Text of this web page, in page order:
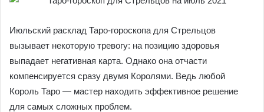
Июльский расклад Таро-гороскопа для Стрельцов
вызывает некоторую тревогу: на позицию здоровья
выпадает негативная карта. Однако она отчасти
компенсируется сразу двумя Королями. Ведь любой
Король Таро — мастер находить эффективное решение
для самых сложных проблем.